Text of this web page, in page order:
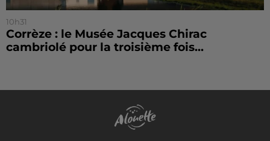
10h31
Corrèze : le Musée Jacques Chirac
cambriolé pour la troisième fois...